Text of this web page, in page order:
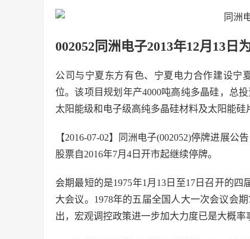
002052同洲电子2013年12月13日
公司与宁夏东方有色、宁夏电力合作建设宁
位。该项目规划年产4000吨高纯多晶硅，总
太阳能级和电子级高纯多晶硅材料及太阳能硅
【2016-07-02】同洲电子(002052)停牌进展
股票自2016年7月4日开市起继续停牌。
会期最短的是1975年1月13日至17日召开的
大会议。1978年的五届全国人大一次会议会
出，宏观调控政策进一步加大力度已是大概